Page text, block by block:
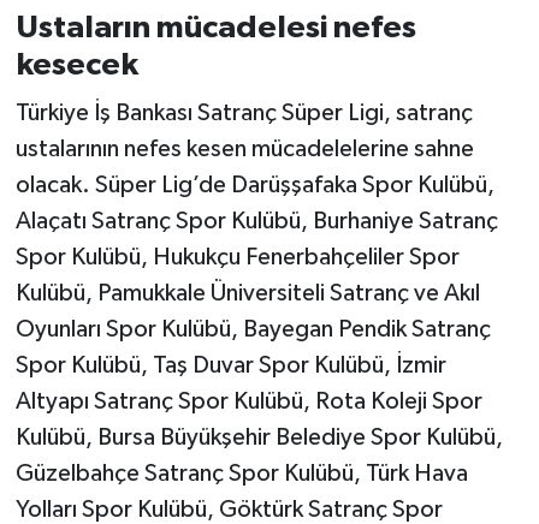
Ustaların mücadelesi nefes
kesecek
Türkiye İş Bankası Satranç Süper Ligi, satranç
ustalarının nefes kesen mücadelelerine sahne
olacak. Süper Lig’de Darüşşafaka Spor Kulübü,
Alaçatı Satranç Spor Kulübü, Burhaniye Satranç
Spor Kulübü, Hukukçu Fenerbahçeliler Spor
Kulübü, Pamukkale Üniversiteli Satranç ve Akıl
Oyunları Spor Kulübü, Bayegan Pendik Satranç
Spor Kulübü, Taş Duvar Spor Kulübü, İzmir
Altyapı Satranç Spor Kulübü, Rota Koleji Spor
Kulübü, Bursa Büyükşehir Belediye Spor Kulübü,
Güzelbahçe Satranç Spor Kulübü, Türk Hava
Yolları Spor Kulübü, Göktürk Satranç Spor